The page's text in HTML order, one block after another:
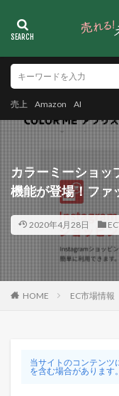
売上 Amazon AI
カラーミーショッ
機能が登場！ファ
2020年4月28日
HOME EC市場情報
当サイトのコンテンツ
を含む場合があります。